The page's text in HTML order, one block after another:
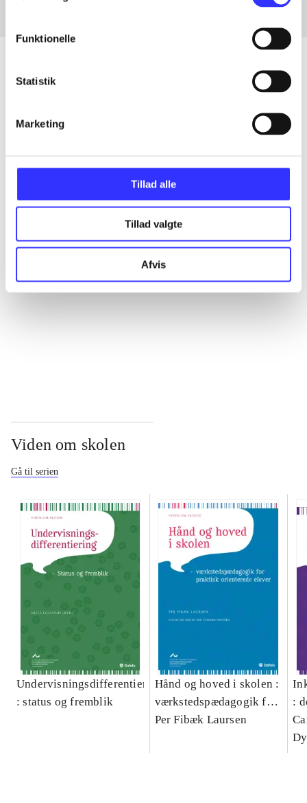
Funktionelle
Statistik
Marketing
Tillad alle
Tillad valgte
Afvis
Alle registrerede artikler fordelt på udgivelser
...
...
...
Viden om skolen
Gå til serien
Undervisningsdifferentiering
: status og fremblik
Hånd og hoved i skolen :
værkstedspædagogik for
praktisk orienterede
Per Fibæk Laursen
: